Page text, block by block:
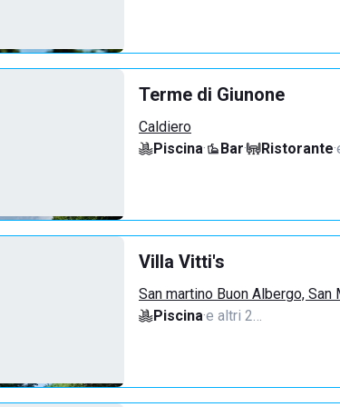
Terme di Giunone
Caldiero
Piscina· Bar· Ristorante·
Villa Vitti's
San martino Buon Albergo,
Piscina·e altri 2…